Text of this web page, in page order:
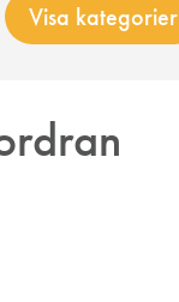
i arbetsrätten
anställningar
Visa kategorier